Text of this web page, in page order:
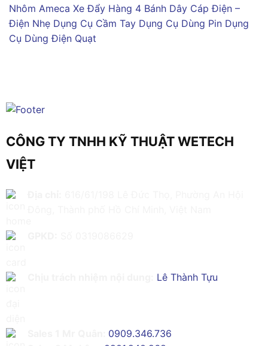
Nhôm Ameca Xe Đẩy Hàng 4 Bánh Dây Cáp Điện –
Điện Nhẹ Dụng Cụ Cầm Tay Dụng Cụ Dùng Pin Dụng
Cụ Dùng Điện Quạt
CÔNG TY TNHH KỸ THUẬT WETECH
VIỆT
Lê Thành Tựu
0909.346.736